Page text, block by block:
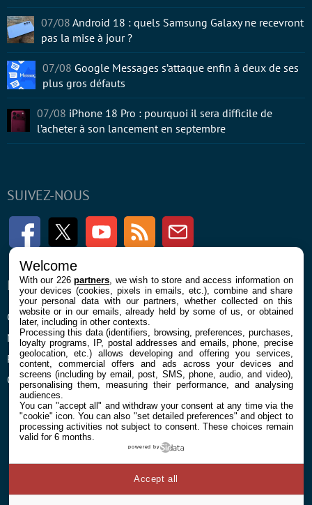
SUIVEZ-NOUS
FacebookTwitter Youtube RSS Newsletter
ENTREPRISE
Confidentialité et Cookies
Mentions légales et CGU
Préférences Cookies
Qui sommes nous
À PROPOS
Contact
07/08 Android 18 : quels Samsung Galaxy ne recevront
pas la mise à jour ?
07/08 Google Messages s’attaque enfin à deux de ses
plus gros défauts
07/08 iPhone 18 Pro : pourquoi il sera difficile de
l’acheter à son lancement en septembre
Welcome
With our 226partners , we wish to store and access information on
your devices (cookies, pixels in emails, etc.), combine and share
your personal data with our partners, whether collected on this
website or in our emails, already held by some of us, or obtained
later, including in other contexts.
Processing this data (identifiers, browsing, preferences, purchases,
loyalty programs, IP, postal addresses and emails, phone, precise
geolocation, etc.) allows developing and offering you services,
content, commercial offers and ads across your devices and
screens (including by email, post, SMS, phone, audio, and video),
personalising them, measuring their performance, and analysing
audiences.
You can "accept all" and withdraw your consent at any time via the
"cookie" icon. You can also "set detailed preferences" and object to
processing activities not subject to consent. These choices remain
valid for 6 months.
powered by
Accept all